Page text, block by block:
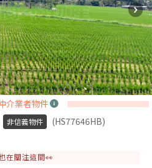
介業者物件
非信義物件
(HS77646HB)
在關注這間👀